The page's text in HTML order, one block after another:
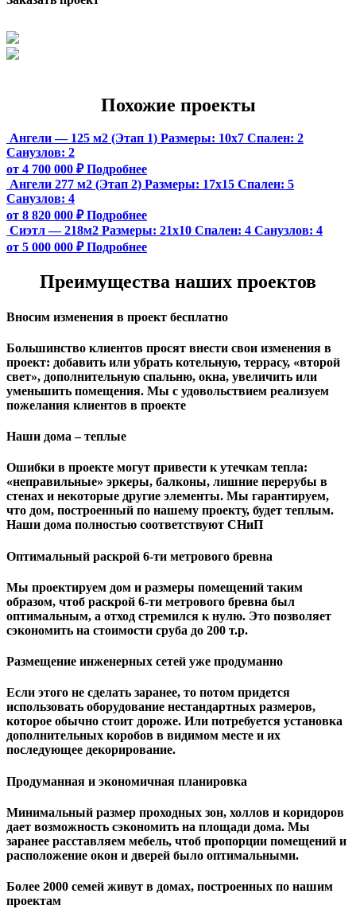
Похожие проекты
Ангели — 125 м2 (Этап 1) Размеры: 10х7 Спален: 2
Санузлов: 2
от 4 700 000 ₽ Подробнее
Ангели 277 м2 (Этап 2) Размеры: 17х15 Спален: 5
Санузлов: 4
от 8 820 000 ₽ Подробнее
Сиэтл — 218м2 Размеры: 21х10 Спален: 4 Санузлов: 4
от 5 000 000 ₽ Подробнее
Преимущества наших проектов
Вносим изменения в проект бесплатно
Большинство клиентов просят внести свои изменения в
проект: добавить или убрать котельную, террасу, «второй
свет», дополнительную спальню, окна, увеличить или
уменьшить помещения. Мы с удовольствием реализуем
пожелания клиентов в проекте
Наши дома – теплые
Ошибки в проекте могут привести к утечкам тепла:
«неправильные» эркеры, балконы, лишние перерубы в
стенах и некоторые другие элементы. Мы гарантируем,
чтo дом, построенный по нашему проекту, будет теплым.
Наши дома полностью соответствуют СНиП
Оптимальный раскрой 6-ти метрового бревна
Мы проектируем дом и размеры помещений таким
образом, чтоб раскрой 6-ти метрового бревна был
оптимальным, а отход стремился к нулю. Это позволяет
сэкономить на стоимости сруба до 200 т.р.
Размещение инженерных сетей уже продуманно
Если этого не сделать заранее, то потом придется
использовать оборудование нестандартных размеров,
которое обычно стоит дороже. Или потребуется установка
дополнительных коробов в видимом месте и их
последующее декорирование.
Продуманная и экономичная планировка
Минимальный размер проходных зон, холлов и коридоров
дает возможность сэкономить на площади дома. Мы
заранее расставляем мебель, чтоб пропорции помещений и
расположение окон и дверей было оптимальными.
Более 2000 семей живут в домах, построенных по нашим
проектам